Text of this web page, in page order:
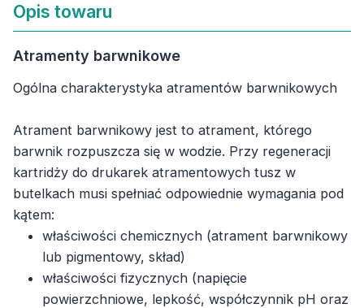
Opis towaru
Atramenty barwnikowe
Ogólna charakterystyka atramentów barwnikowych
Atrament barwnikowy jest to atrament, którego
barwnik rozpuszcza się w wodzie. Przy regeneracji
kartridży do drukarek atramentowych tusz w
butelkach musi spełniać odpowiednie wymagania pod
kątem:
właściwości chemicznych (atrament barwnikowy
lub pigmentowy, skład)
właściwości fizycznych (napięcie
powierzchniowe, lepkość, współczynnik pH oraz